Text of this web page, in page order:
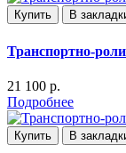
Купить В
Транспортно-
21 100 р.
Подробнее
Купить В